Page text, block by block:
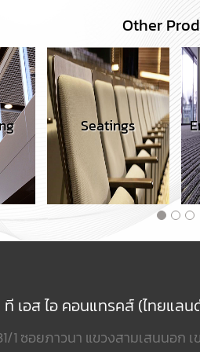
Other
Seatings Entrance
เอส ไอ คอนแทรคส์ (ไทยแล
1 ซอยภาวนา แขวงสามเสนนอก